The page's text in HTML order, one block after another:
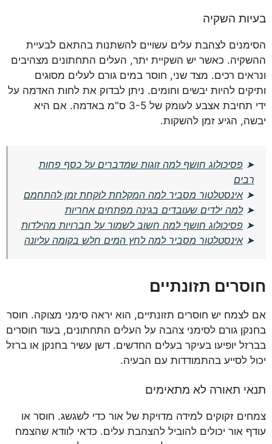
בעיות השקיה
הסימנים לצהבת עלים עשויים להשתנות בהתאם לבעיית
ההשקיה. כאשר יש השקיית יתר, העלים התחתונים מצהיבים
ונראים רכים. מצד שני, חוסר במים גורם לעלים מסוגים
ותיקים להיות יבשים וחומים. ניתן לבדוק את לחות האדמה על
ידי תחיבת אצבע לעומק של 3-5 ס"מ באדמה. אם היא
יבשה, הגיע זמן להשקות.
➤פסיכולוג חושף למה זוגות שמדברים על כסף פחות
רבים
➤אינסטלטור מסביר למה המקלחת לוקחת זמן להתחמם
➤למה ילדים שעובדים בגינה מפתחים אחריות
➤פסיכולוג חושף למה חשוב לשמור על חברויות מהילדות
➤אינסטלטור מסביר למה לחץ המים חלש בקומה עליונה
חוסרים תזונתיים
אם לצמח יש חוסרים תזונתיים, הוא יראה סימני מצוקה. חוסר
בחנקן גורם לסימני צהבה על העלים התחתונים, בעוד חוסרים
בברזל יופיעו בעיקר בעלים החדשים. דשן עשיר בחנקן או ברזל
יכול לסייע בהתמודדות עם הבעיה.
תנאי תאורה לא מתאימים
צמחים זקוקים למידה מדויקת של אור כדי לשגשג. חוסר או
עודף אור יכולים להוביל להצהבת עלים. כדאי לוודא שהצמח